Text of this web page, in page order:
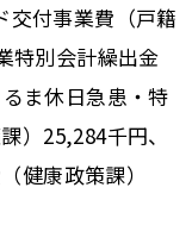
交付事業費（戸籍
特別会計繰出金
ま休日急患・特
）25,284千円、
健康政策課）